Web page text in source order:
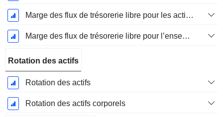
Marge des flux de trésorerie libre pour les actionnaires
Marge des flux de trésorerie libre pour l’ensemble des pourvoyeurs de fonds
Rotation des actifs
Rotation des actifs
Rotation des actifs corporels